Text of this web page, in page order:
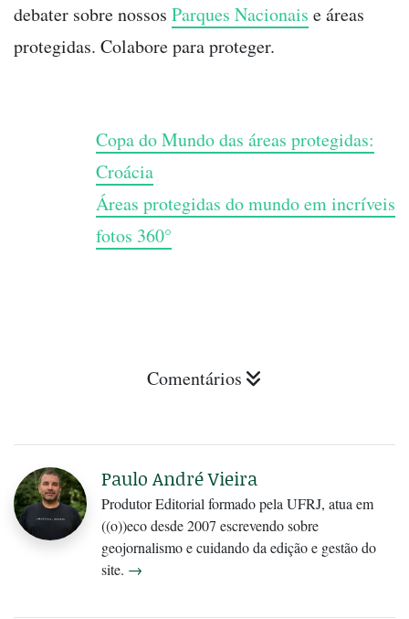
debater sobre nossos Parques Nacionais e áreas
protegidas. Colabore para proteger.
Copa do Mundo das áreas protegidas:
Croácia
Áreas protegidas do mundo em incríveis
fotos 360°
Comentários
Paulo André Vieira
Produtor Editorial formado pela UFRJ, atua em
((o))eco desde 2007 escrevendo sobre
geojornalismo e cuidando da edição e gestão do
site. →